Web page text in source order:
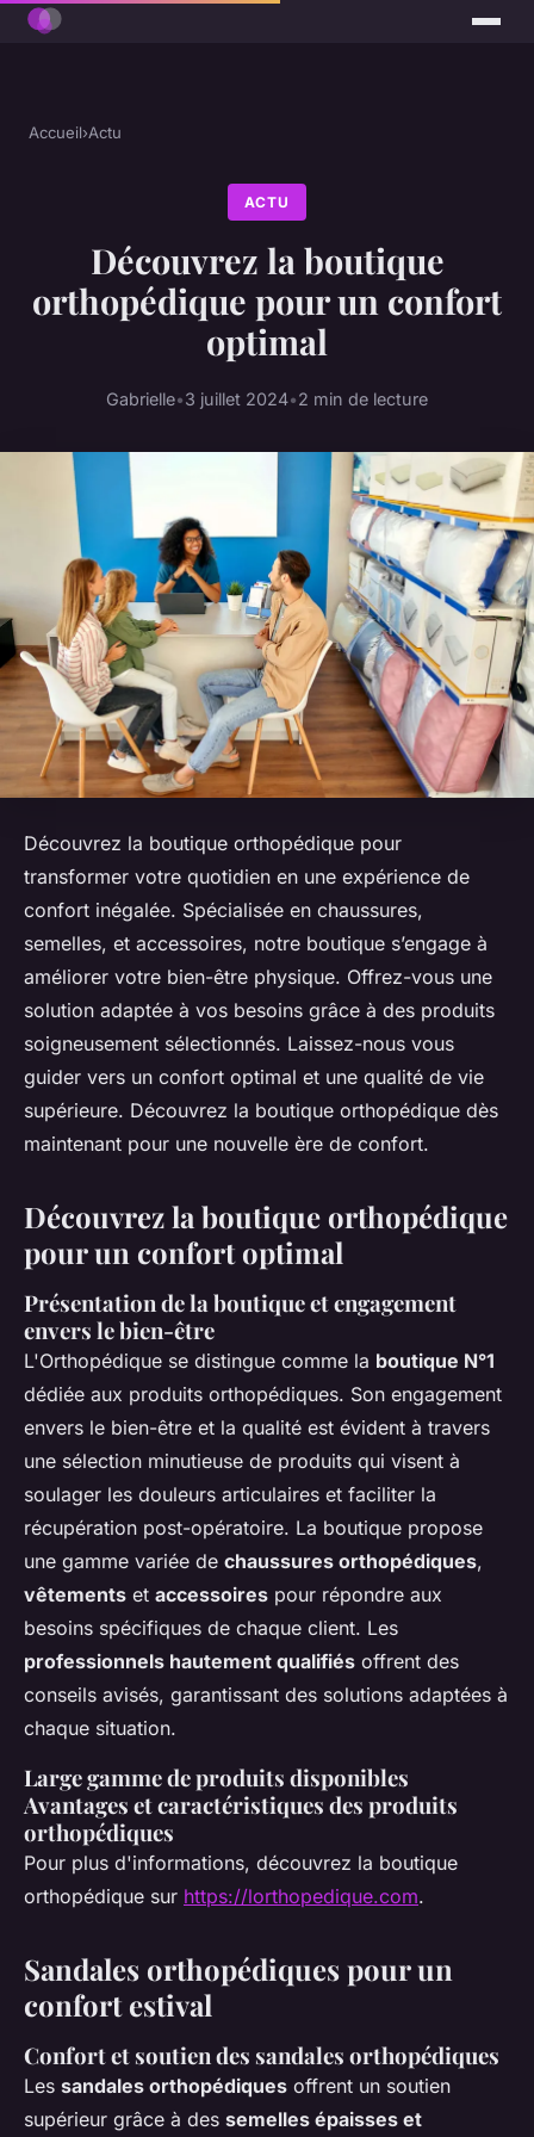
Accueil›Actu
ACTU
Découvrez la boutique
orthopédique pour un confort
optimal
Gabrielle•3 juillet 2024•2 min de lecture
Découvrez la boutique orthopédique pour
transformer votre quotidien en une expérience de
confort inégalée. Spécialisée en chaussures,
semelles, et accessoires, notre boutique s’engage à
améliorer votre bien-être physique. Offrez-vous une
solution adaptée à vos besoins grâce à des produits
soigneusement sélectionnés. Laissez-nous vous
guider vers un confort optimal et une qualité de vie
supérieure. Découvrez la boutique orthopédique dès
maintenant pour une nouvelle ère de confort.
Découvrez la boutique orthopédique
pour un confort optimal
Présentation de la boutique et engagement
envers le bien-être
L'Orthopédique se distingue comme la boutique N°1
dédiée aux produits orthopédiques. Son engagement
envers le bien-être et la qualité est évident à travers
une sélection minutieuse de produits qui visent à
soulager les douleurs articulaires et faciliter la
récupération post-opératoire. La boutique propose
une gamme variée de chaussures orthopédiques,
vêtements et accessoires pour répondre aux
besoins spécifiques de chaque client. Les
professionnels hautement qualifiés offrent des
conseils avisés, garantissant des solutions adaptées à
chaque situation.
Large gamme de produits disponibles
Avantages et caractéristiques des produits
orthopédiques
Pour plus d'informations, découvrez la boutique
orthopédique sur https://lorthopedique.com.
Sandales orthopédiques pour un
confort estival
Confort et soutien des sandales orthopédiques
Les sandales orthopédiques offrent un soutien
supérieur grâce à des semelles épaisses et